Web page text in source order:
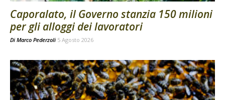
Caporalato, il Governo stanzia 150 milioni
per gli alloggi dei lavoratori
Di Marco Pederzoli 5 Agosto 2026